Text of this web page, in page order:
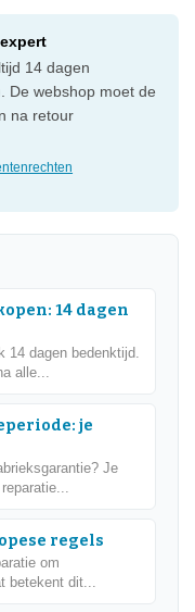
14 dagen
De webshop moet de
na retour
14 dagen
14 dagen bedenktijd.
alle...
je
Je
regels
om
betekent dit...